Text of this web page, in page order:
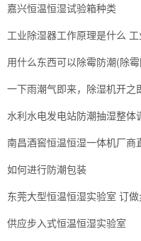
嘉兴恒温恒湿试验箱种类
用什么东西可以除霉防潮(除
一下雨潮气即来，除湿机开之
南昌酒窖恒温恒湿一体机厂商
如何进行防潮包装
供应步入式恒温恒湿实验室